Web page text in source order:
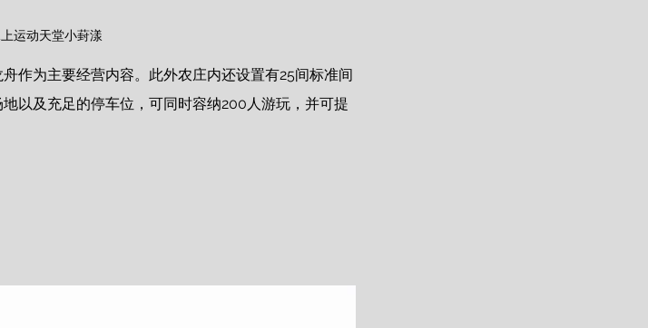
运动天堂小葑漾
作为主要经营内容。此外农庄内还设置有25间标准间
以及充足的停车位，可同时容纳200人游玩，并可提